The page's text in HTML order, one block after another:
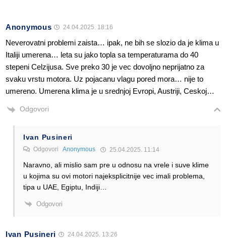
Anonymous 24.04.2025. 18:16
Neverovatni problemi zaista… ipak, ne bih se slozio da je klima u
Italiji umerena… leta su jako topla sa temperaturama do 40
stepeni Celzijusa. Sve preko 30 je vec dovoljno neprijatno za
svaku vrstu motora. Uz pojacanu vlagu pored mora… nije to
umereno. Umerena klima je u srednjoj Evropi, Austriji, Ceskoj…
Odgovori
Ivan Pusineri
Odgovori Anonymous 25.04.2025. 11:14
Naravno, ali mislio sam pre u odnosu na vrele i suve klime
u kojima su ovi motori najeksplicitnije vec imali problema,
tipa u UAE, Egiptu, Indiji…
Odgovori
Ivan Pusineri 24.04.2025. 13:26